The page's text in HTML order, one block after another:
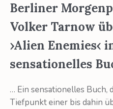
Berliner
Volker Tarnow
›Alien Enemies‹
sensationelles
… Ein sensationelles Buch,
Tiefpunkt einer bis dahin